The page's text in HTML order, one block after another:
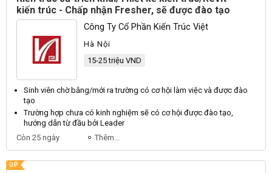
kiến trúc - Chấp nhận Fresher, sẽ được đào tạo
Công Ty Cổ Phần Kiến Trúc Việt
Hà Nội
15-25 triệu VND
Sinh viên chờ bằng/mới ra trường có cơ hội làm việc và được đào
tạo
Trường hợp chưa có kinh nghiệm sẽ có cơ hội được đào tạo,
hướng dẫn từ đầu bởi Leader
Còn 25 ngày
Thêm...
UP